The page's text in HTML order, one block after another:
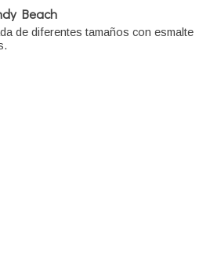
Beach
de diferentes tamaños con esmalte